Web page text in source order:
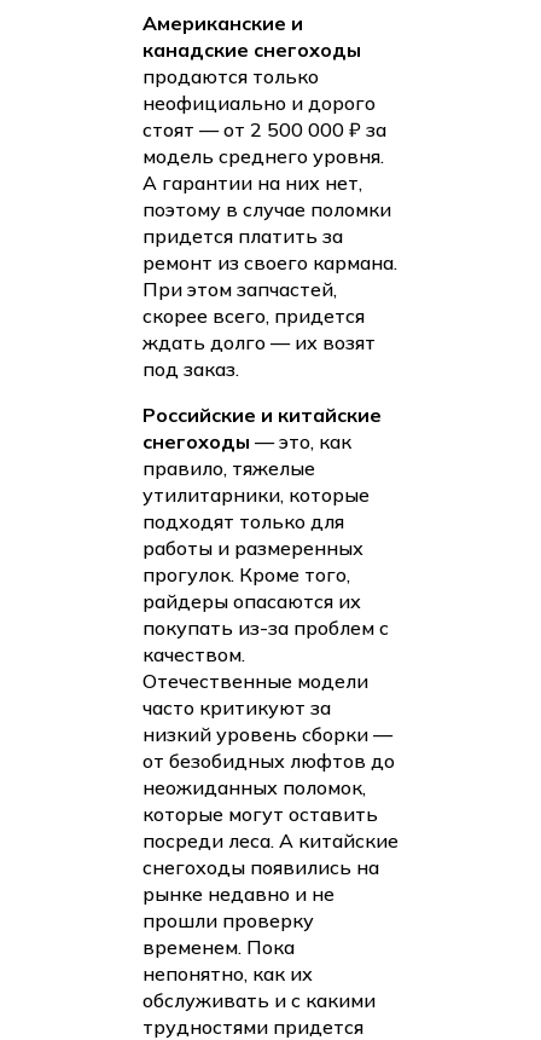
Американские и
канадские снегоходы
продаются только
неофициально и дорого
стоят — от 2 500 000 ₽ за
модель среднего уровня.
А гарантии на них нет,
поэтому в случае поломки
придется платить за
ремонт из своего кармана.
При этом запчастей,
скорее всего, придется
ждать долго — их возят
под заказ.
Российские и китайские
снегоходы — это, как
правило, тяжелые
утилитарники, которые
подходят только для
работы и размеренных
прогулок. Кроме того,
райдеры опасаются их
покупать из-за проблем с
качеством.
Отечественные модели
часто критикуют за
низкий уровень сборки —
от безобидных люфтов до
неожиданных поломок,
которые могут оставить
посреди леса. А китайские
снегоходы появились на
рынке недавно и не
прошли проверку
временем. Пока
непонятно, как их
обслуживать и с какими
трудностями придется